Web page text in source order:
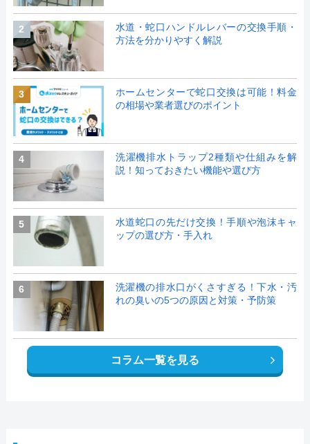
2
水道・蛇口ハンドルレバーの交換手順・
方法を分かりやすく解説
3
ホームセンターで蛇口交換は可能！料金
の相場や業者選びのポイント
4
洗濯機排水トラップ2種類や仕組みを解
説！知っておきたい機能や選び方
5
水道蛇口の先だけ交換！手順や泡沫キャ
ップの選び方・手入れ
6
洗濯機の排水口がくさすぎる！下水・汚
れの臭いの5つの原因と対策・予防策
コラム一覧を見る